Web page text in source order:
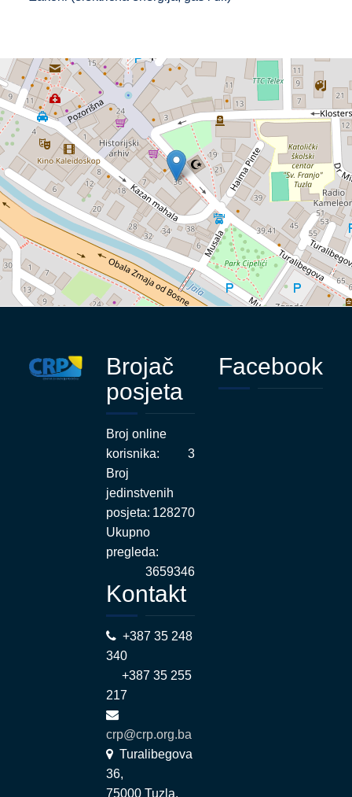
Brojač
posjeta
Broj online
korisnika:
3
Broj
jedinstvenih
posjeta: 128270
Ukupno
pregleda:
3659346
Kontakt
+387 35 248
340
+387 35 255
217
crp@crp.org.ba
Turalibegova
36,
75000 Tuzla,
Facebook